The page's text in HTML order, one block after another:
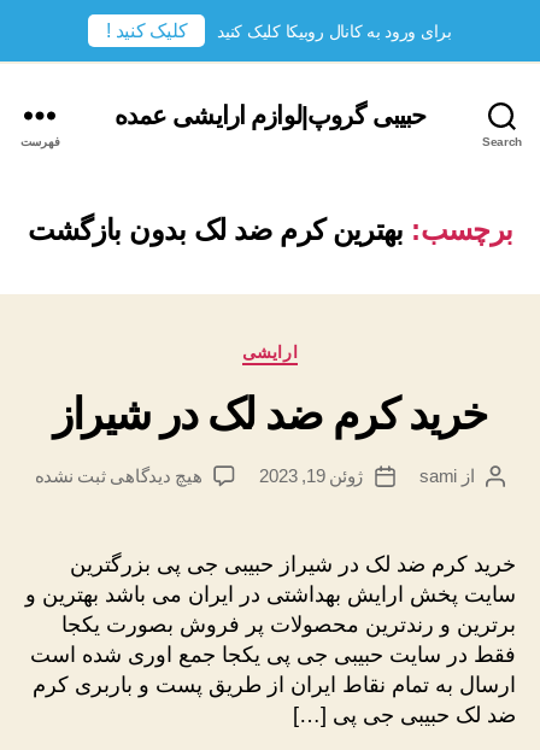
Search
حبیبی گروپ|لوازم ارایشی عمده
فهرست
برچسب: بهترین کرم ضد لک بدون بازگشت
دسته‌ها
ارایشی
خرید کرم ضد لک در شیراز
نویسندهٔ
از sami
تاریخژوئن 19, 2023 هیچ دیدگاهیبرای
لک
در
شیراز
ثبت نشده
خرید کرم ضد لک در شیراز حبیبی جی پی بزرگترین
سایت پخش ارایش بهداشتی در ایران می باشد بهترین و
برترین و رندترین محصولات پر فروش بصورت یکجا
فقط در سایت حبیبی جی پی یکجا جمع اوری شده است
ارسال به تمام نقاط ایران از طریق پست و باربری کرم
ضد لک حبیبی جی پی […]
برای ورود به کانال روبیکا کلیک کنید کلیک کنید !